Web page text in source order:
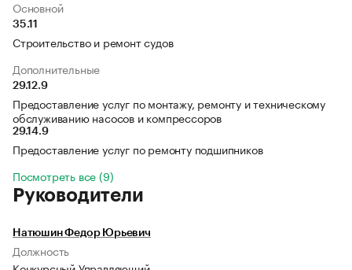
Основной
35.11
Строительство и ремонт судов
Дополнительные
29.12.9
Предоставление услуг по монтажу, ремонту и техническому
обслуживанию насосов и компрессоров
29.14.9
Предоставление услуг по ремонту подшипников
Посмотреть все (9)
Руководители
Натюшин Федор Юрьевич
Должность